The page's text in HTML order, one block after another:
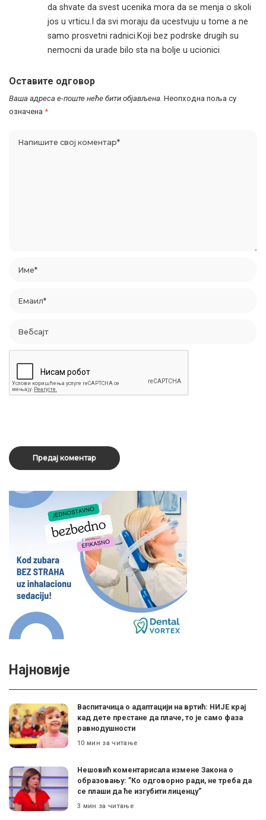
da shvate da svest ucenika mora da se menja o skoli
jos u vrticu.I da svi moraju da ucestvuju u tome a ne
samo prosvetni radnici.Koji bez podrske drugih su
nemocni da urade bilo sta na bolje u ucionici
Оставите одговор
Ваша адреса е-поште неће бити објављена. Неопходна поља су
означена *
Најновије
Васпитачица о адаптацији на вртић: НИЈЕ крај
кад дете престане да плаче, то је само фаза
равнодушности
10 мин за читање
Нешовић коментарисала измене Закона о
образовању: ”Ко одговорно ради, не треба да
се плаши да ће изгубити лиценцу”
3 мин за читање